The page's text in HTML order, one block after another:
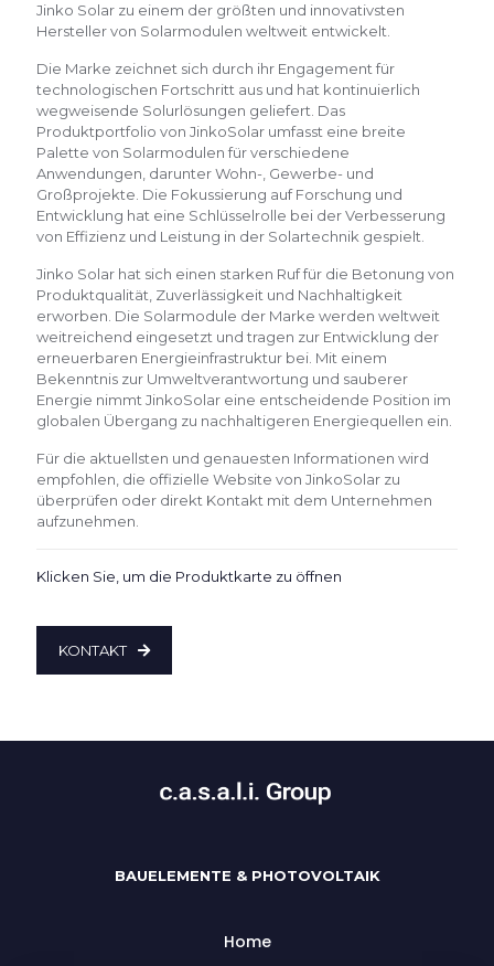
Jinko Solar zu einem der größten und innovativsten
Hersteller von Solarmodulen weltweit entwickelt.
Die Marke zeichnet sich durch ihr Engagement für
technologischen Fortschritt aus und hat kontinuierlich
wegweisende Solurlösungen geliefert. Das
Produktportfolio von JinkoSolar umfasst eine breite
Palette von Solarmodulen für verschiedene
Anwendungen, darunter Wohn-, Gewerbe- und
Großprojekte. Die Fokussierung auf Forschung und
Entwicklung hat eine Schlüsselrolle bei der Verbesserung
von Effizienz und Leistung in der Solartechnik gespielt.
Jinko Solar hat sich einen starken Ruf für die Betonung von
Produktqualität, Zuverlässigkeit und Nachhaltigkeit
erworben. Die Solarmodule der Marke werden weltweit
weitreichend eingesetzt und tragen zur Entwicklung der
erneuerbaren Energieinfrastruktur bei. Mit einem
Bekenntnis zur Umweltverantwortung und sauberer
Energie nimmt JinkoSolar eine entscheidende Position im
globalen Übergang zu nachhaltigeren Energiequellen ein.
Für die aktuellsten und genauesten Informationen wird
empfohlen, die offizielle Website von JinkoSolar zu
überprüfen oder direkt Kontakt mit dem Unternehmen
aufzunehmen.
Klicken Sie, um die Produktkarte zu öffnen
KONTAKT
BAUELEMENTE & PHOTOVOLTAIK
Home